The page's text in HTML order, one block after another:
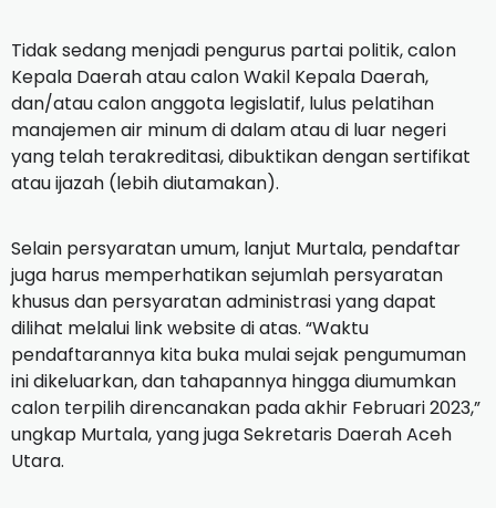
Tidak sedang menjadi pengurus partai politik, calon
Kepala Daerah atau calon Wakil Kepala Daerah,
dan/atau calon anggota legislatif, lulus pelatihan
manajemen air minum di dalam atau di luar negeri
yang telah terakreditasi, dibuktikan dengan sertifikat
atau ijazah (lebih diutamakan).
Selain persyaratan umum, lanjut Murtala, pendaftar
juga harus memperhatikan sejumlah persyaratan
khusus dan persyaratan administrasi yang dapat
dilihat melalui link website di atas. “Waktu
pendaftarannya kita buka mulai sejak pengumuman
ini dikeluarkan, dan tahapannya hingga diumumkan
calon terpilih direncanakan pada akhir Februari 2023,”
ungkap Murtala, yang juga Sekretaris Daerah Aceh
Utara.